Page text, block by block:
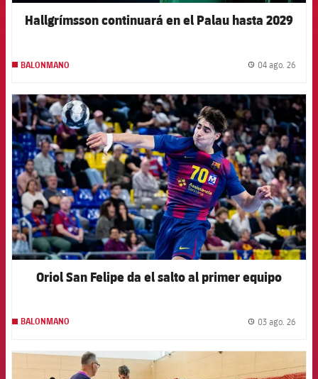
Hallgrímsson continuará en el Palau hasta 2029
BALONMANO 04 ago. 26
FCB Barcelona badge
Oriol San Felipe da el salto al primer equipo
BALONMANO 03 ago. 26
FCB Barcelona badge